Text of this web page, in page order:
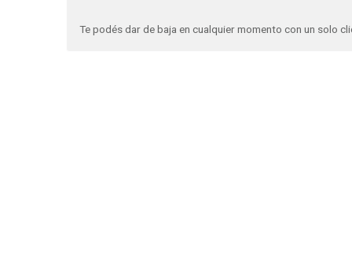
Te podés dar de baja en cualquier momento con un solo